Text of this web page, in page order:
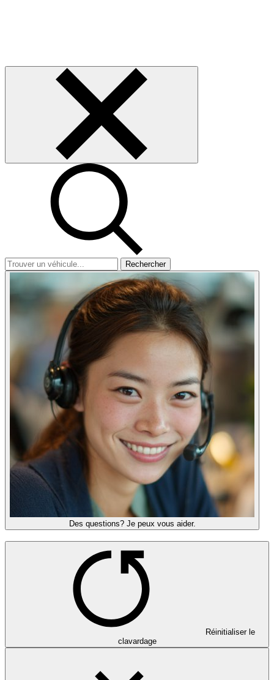
Rechercher
Des questions? Je peux vous aider.
Réinitialiser le
clavardage